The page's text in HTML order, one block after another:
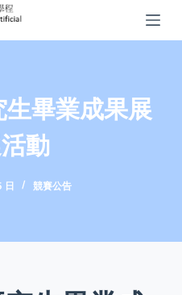
生畢業成果展
動
日 競賽公告